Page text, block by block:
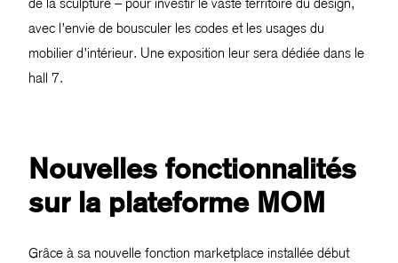
de la sculpture – pour investir le vaste territoire du design,
avec l’envie de bousculer les codes et les usages du
mobilier d’intérieur. Une exposition leur sera dédiée dans le
hall 7.
Nouvelles fonctionnalités
sur la plateforme MOM
Grâce à sa nouvelle fonction marketplace installée début